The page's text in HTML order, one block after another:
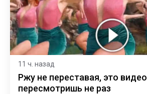
11 ч. назад
Ржу не переставая, это видео
пересмотришь не раз